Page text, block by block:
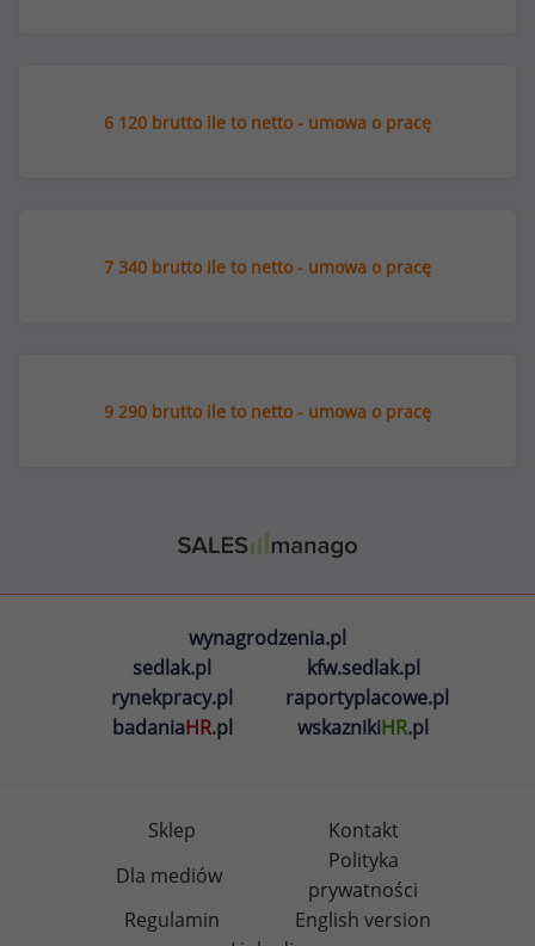
6 120 brutto ile to netto - umowa o pracę
7 340 brutto ile to netto - umowa o pracę
9 290 brutto ile to netto - umowa o pracę
wynagrodzenia.pl
sedlak.pl
kfw.sedlak.pl
rynekpracy.pl
raportyplacowe.pl
badaniaHR.pl wskaznikiHR.pl
Sklep
Kontakt
Dla mediów
Polityka
prywatności
Regulamin
English version